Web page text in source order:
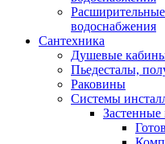
водоснабжения
Сантехника
Душевые
Пьедесталы,
Раковины
Системы
Застенные